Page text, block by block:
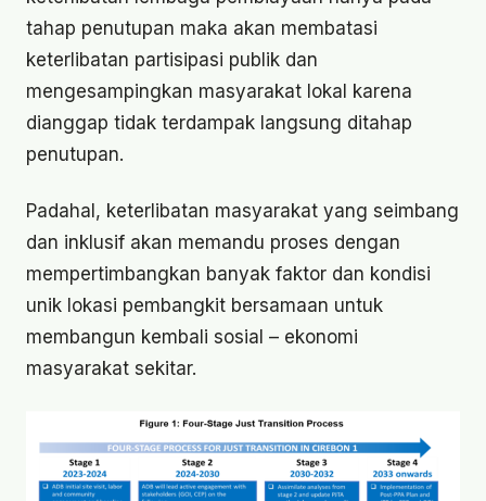
tahap penutupan maka akan membatasi
keterlibatan partisipasi publik dan
mengesampingkan masyarakat lokal karena
dianggap tidak terdampak langsung ditahap
penutupan.
Padahal, keterlibatan masyarakat yang seimbang
dan inklusif akan memandu proses dengan
mempertimbangkan banyak faktor dan kondisi
unik lokasi pembangkit bersamaan untuk
membangun kembali sosial – ekonomi
masyarakat sekitar.